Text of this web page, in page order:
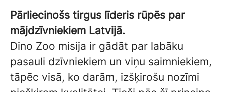
Pārliecinošs tirgus līderis rūpēs par
mājdzīvniekiem Latvijā.
Dino Zoo misija ir gādāt par labāku
pasauli dzīvniekiem un viņu saimniekiem,
tāpēc visā, ko darām, izšķirošu nozīmi